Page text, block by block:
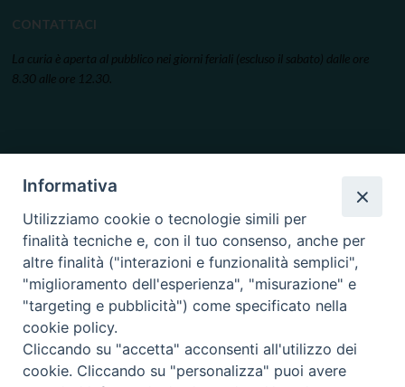
CONTATTACI
La curia è aperta al pubblico nei giorni feriali (escluso il sabato) dalle ore
8.30 alle ore 12.30.
Informativa
Utilizziamo cookie o tecnologie simili per
finalità tecniche e, con il tuo consenso, anche per
altre finalità ("interazioni e funzionalità semplici",
"miglioramento dell'esperienza", "misurazione" e
"targeting e pubblicità") come specificato nella
cookie policy.
Cliccando su "accetta" acconsenti all'utilizzo dei
cookie. Cliccando su "personalizza" puoi avere